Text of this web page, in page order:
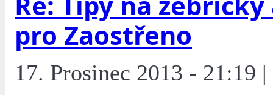
pro Zaostřeno
17. Prosinec 2013 - 21:19